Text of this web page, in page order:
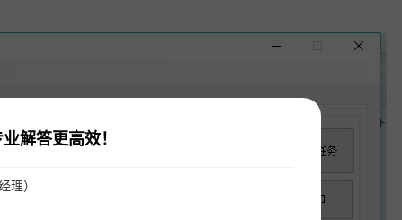
解答更高效！
理）